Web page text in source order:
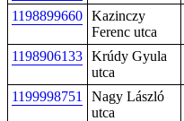
1198899660 Kazinczy
Ferenc utca
1198906133 Krúdy Gyula
utca
1199998751
Nagy László
utca